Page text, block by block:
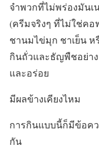
จำพวกที่ไม่พร่องมันเ
(ครีมจริงๆ ที่ไม่ใช่คอ
ชานมไข่มุก ชาเย็น ห
กินถั่วและธัญพืชอย่า
และอร่อย
มีผลข้างเคียงไหม
การกินแบบนี้ก็มีข้อค
กัน